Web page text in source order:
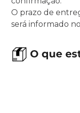
O prazo de
será informado